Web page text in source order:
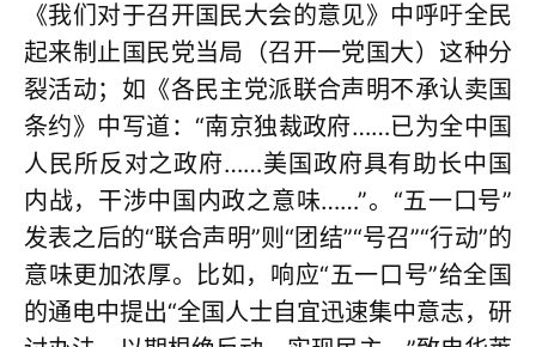
《我们对于召开国民大会的意见》中呼吁全民
起来制止国民党当局（召开一党国大）这种分
裂活动；如《各民主党派联合声明不承认卖国
条约》中写道：“南京独裁政府……已为全中国
人民所反对之政府……美国政府具有助长中国
内战，干涉中国内政之意味……”。“五一口号”
发表之后的“联合声明”则“团结”“号召”“行动”的
意味更加浓厚。比如，响应“五一口号”给全国
的通电中提出“全国人士自宜迅速集中意志，研